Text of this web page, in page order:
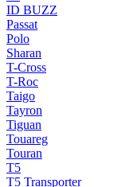
ID BUZZ
Passat
Polo
Sharan
T-Cross
T-Roc
Taigo
Tayron
Tiguan
Touareg
Touran
T5
T5 Transporter